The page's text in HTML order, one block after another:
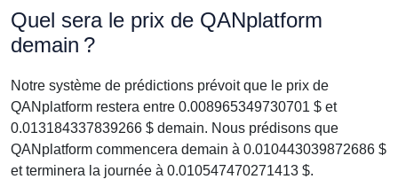
Quel sera le prix de QANplatform
demain ?
Notre système de prédictions prévoit que le prix de
QANplatform restera entre 0.008965349730701 $ et
0.013184337839266 $ demain. Nous prédisons que
QANplatform commencera demain à 0.010443039872686 $
et terminera la journée à 0.010547470271413 $.